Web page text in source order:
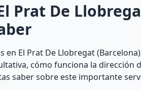
Prat De
El Prat De Llobregat
cómo funciona la dirección
saber sobre este importante